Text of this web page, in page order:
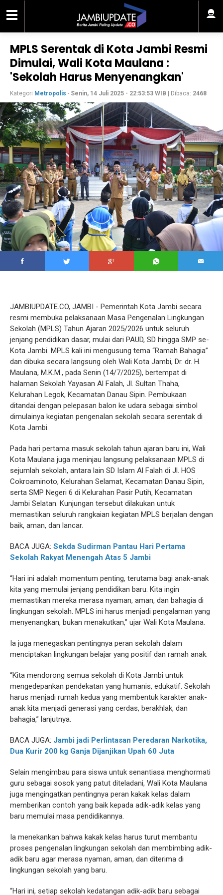
MPLS Serentak di Kota Jambi Resmi
Dimulai, Wali Kota Maulana :
'Sekolah Harus Menyenangkan'
Kategori Metropolis - Senin, 14 Juli 2025 - 22:53:53 WIB | Dibaca: 2468
JAMBIUPDATE.CO, JAMBI - Pemerintah Kota Jambi secara
resmi membuka pelaksanaan Masa Pengenalan Lingkungan
Sekolah (MPLS) Tahun Ajaran 2025/2026 untuk seluruh
jenjang pendidikan dasar, mulai dari PAUD, SD hingga SMP se-
Kota Jambi. MPLS kali ini mengusung tema “Ramah Bahagia”
dan dibuka secara langsung oleh Wali Kota Jambi, Dr. dr. H.
Maulana, M.K.M., pada Senin (14/7/2025), bertempat di
halaman Sekolah Yayasan Al Falah, Jl. Sultan Thaha,
Kelurahan Legok, Kecamatan Danau Sipin. Pembukaan
ditandai dengan pelepasan balon ke udara sebagai simbol
dimulainya kegiatan pengenalan sekolah secara serentak di
Kota Jambi.
Pada hari pertama masuk sekolah tahun ajaran baru ini, Wali
Kota Maulana juga meninjau langsung pelaksanaan MPLS di
sejumlah sekolah, antara lain SD Islam Al Falah di Jl. HOS
Cokroaminoto, Kelurahan Selamat, Kecamatan Danau Sipin,
serta SMP Negeri 6 di Kelurahan Pasir Putih, Kecamatan
Jambi Selatan. Kunjungan tersebut dilakukan untuk
memastikan seluruh rangkaian kegiatan MPLS berjalan dengan
baik, aman, dan lancar.
BACA JUGA: Sekda Sudirman Pantau Hari Pertama
Sekolah Rakyat Menengah Atas 5 Jambi
“Hari ini adalah momentum penting, terutama bagi anak-anak
kita yang memulai jenjang pendidikan baru. Kita ingin
memastikan mereka merasa nyaman, aman, dan bahagia di
lingkungan sekolah. MPLS ini harus menjadi pengalaman yang
menyenangkan, bukan menakutkan,” ujar Wali Kota Maulana.
Ia juga menegaskan pentingnya peran sekolah dalam
menciptakan lingkungan belajar yang positif dan ramah anak.
“Kita mendorong semua sekolah di Kota Jambi untuk
mengedepankan pendekatan yang humanis, edukatif. Sekolah
harus menjadi rumah kedua yang membentuk karakter anak-
anak kita menjadi generasi yang cerdas, berakhlak, dan
bahagia,” lanjutnya.
BACA JUGA: Jambi jadi Perlintasan Peredaran Narkotika,
Dua Kurir 200 kg Ganja Dijanjikan Upah 60 Juta
Selain mengimbau para siswa untuk senantiasa menghormati
guru sebagai sosok yang patut diteladani, Wali Kota Maulana
juga mengingatkan pentingnya peran kakak kelas dalam
memberikan contoh yang baik kepada adik-adik kelas yang
baru memulai masa pendidikannya.
Ia menekankan bahwa kakak kelas harus turut membantu
proses pengenalan lingkungan sekolah dan membimbing adik-
adik baru agar merasa nyaman, aman, dan diterima di
lingkungan sekolah yang baru.
“Hari ini, setiap sekolah kedatangan adik-adik baru sebagai